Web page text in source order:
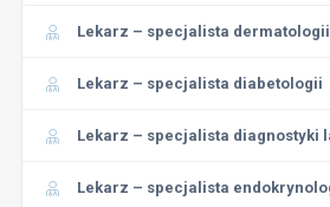
Lekarz – specjalista
Lekarz – specjalista diabetologii
Lekarz – specjalista diagnostyki
Lekarz – specjalista